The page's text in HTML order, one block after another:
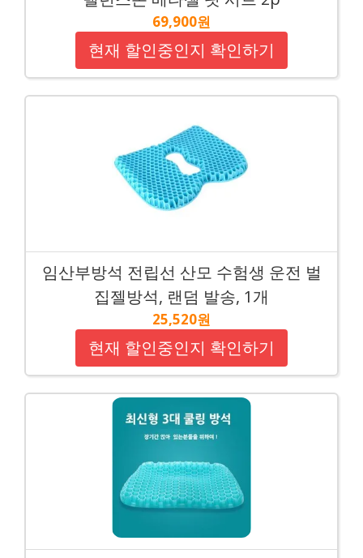
69,900원
현재 할인중인지 확인하기
임산부방석 전립선 산모 수험생 운전 벌
집젤방석, 랜덤 발송, 1개
25,520원
현재 할인중인지 확인하기